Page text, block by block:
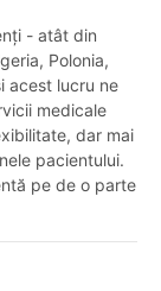
- atât din
Polonia,
acest lucru ne
medicale
dar mai
pacientului.
pe de o parte